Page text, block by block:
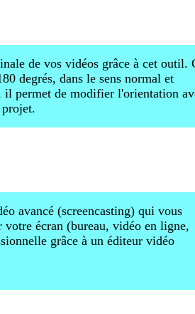
de vos vidéos grâce à cet outil.
degrés, dans le sens normal et
permet de modifier l'orientation
avancé (screencasting) qui vous
votre écran (bureau, vidéo en ligne,
grâce à un éditeur vidéo